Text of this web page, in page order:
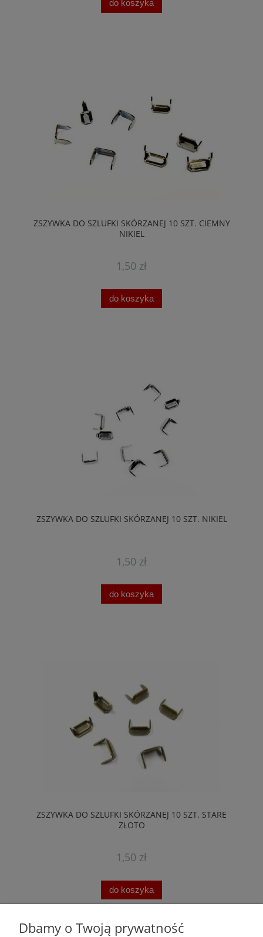
do koszyka
ZSZYWKA DO SZLUFKI SKÓRZANEJ 10 SZT. CIEMNY
NIKIEL
1,50 zł
do koszyka
ZSZYWKA DO SZLUFKI SKÓRZANEJ 10 SZT. NIKIEL
1,50 zł
do koszyka
ZSZYWKA DO SZLUFKI SKÓRZANEJ 10 SZT. STARE
ZŁOTO
1,50 zł
do koszyka
Dbamy o Twoją prywatność